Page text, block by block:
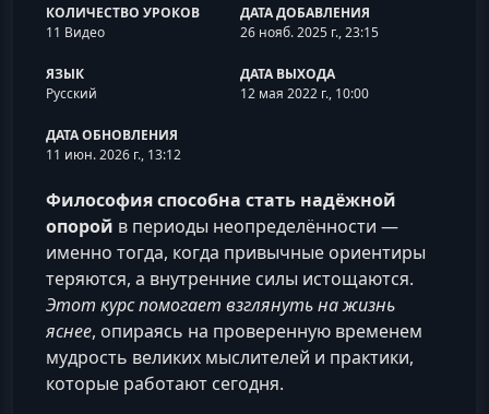
КОЛИЧЕСТВО УРОКОВ
11 Видео
ДАТА ДОБАВЛЕНИЯ
26 нояб. 2025 г., 23:15
ЯЗЫК
Русский
ДАТА ВЫХОДА
12 мая 2022 г., 10:00
ДАТА ОБНОВЛЕНИЯ
11 июн. 2026 г., 13:12
Философия способна стать надёжной
опорой в периоды неопределённости —
именно тогда, когда привычные ориентиры
теряются, а внутренние силы истощаются.
Этот курс помогает взглянуть на жизнь
яснее, опираясь на проверенную временем
мудрость великих мыслителей и практики,
которые работают сегодня.